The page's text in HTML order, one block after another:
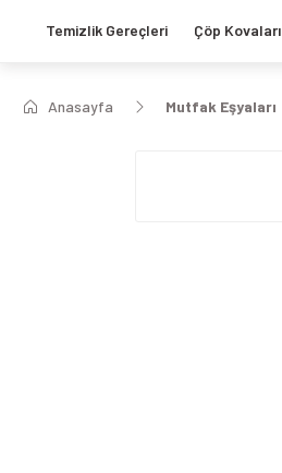
Temizlik Gereçleri Çöp Kovaları
Anasayfa Mutfak Eşyaları